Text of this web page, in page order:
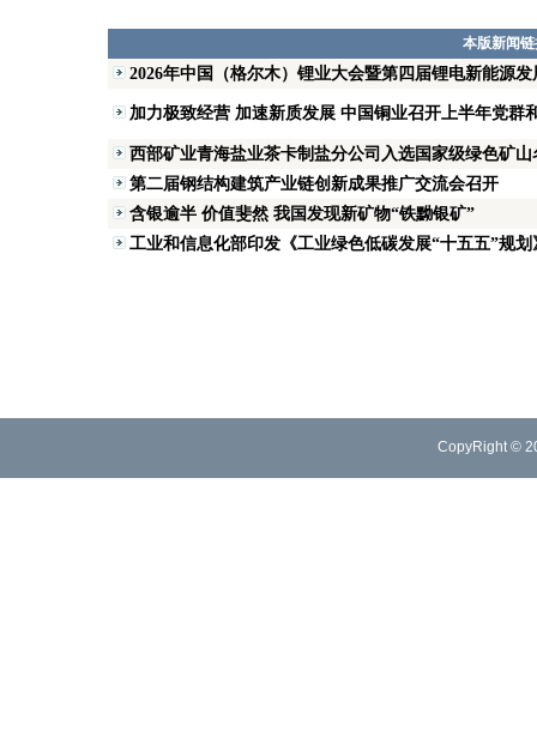
本版新闻
2026年中国（格尔木）锂业大会暨第四届锂电新能源
加力极致经营 加速新质发展 中国铜业召开上半年党群
西部矿业青海盐业茶卡制盐分公司入选国家级绿色矿山
第二届钢结构建筑产业链创新成果推广交流会召开
含银逾半 价值斐然 我国发现新矿物“铁黝银矿”
工业和信息化部印发《工业绿色低碳发展“十五五”规划
CopyRight ©